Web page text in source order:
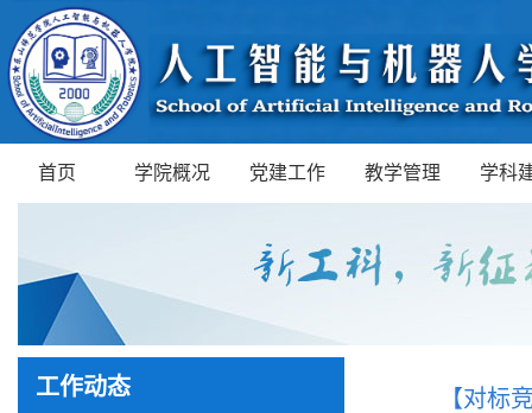
首页 学院概况 党建工作 教学管理 学科
工作动态 【对标